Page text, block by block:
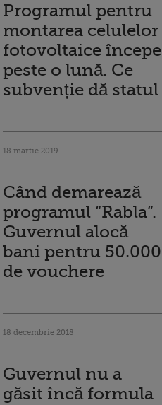
Programul pentru
montarea celulelor
fotovoltaice începe
peste o lună. Ce
subvenție dă statul
18 martie 2019
Când demarează
programul “Rabla”.
Guvernul alocă
bani pentru 50.000
de vouchere
18 decembrie 2018
Guvernul nu a
găsit încă formula